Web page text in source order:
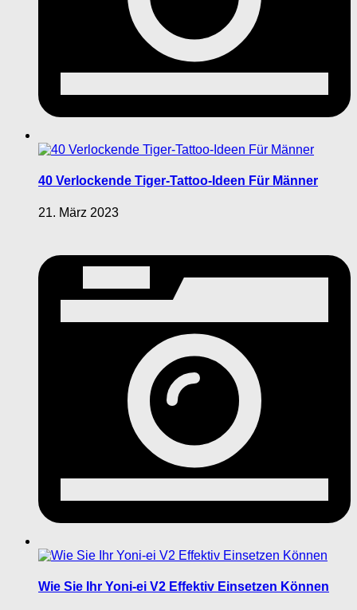
40 Verlockende Tiger-Tattoo-Ideen Für Männer
21. März 2023
Wie Sie Ihr Yoni-ei V2 Effektiv Einsetzen Können